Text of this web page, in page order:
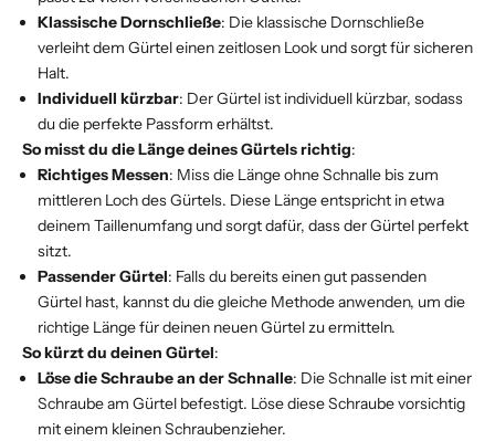
Klassische Dornschließe: Die klassische Dornschließe
verleiht dem Gürtel einen zeitlosen Look und sorgt für sicheren
Halt.
Individuell kürzbar: Der Gürtel ist individuell kürzbar, sodass
du die perfekte Passform erhältst.
So misst du die Länge deines Gürtels richtig:
Richtiges Messen: Miss die Länge ohne Schnalle bis zum
mittleren Loch des Gürtels. Diese Länge entspricht in etwa
deinem Taillenumfang und sorgt dafür, dass der Gürtel perfekt
sitzt.
Passender Gürtel: Falls du bereits einen gut passenden
Gürtel hast, kannst du die gleiche Methode anwenden, um die
richtige Länge für deinen neuen Gürtel zu ermitteln.
So kürzt du deinen Gürtel:
Löse die Schraube an der Schnalle: Die Schnalle ist mit einer
Schraube am Gürtel befestigt. Löse diese Schraube vorsichtig
mit einem kleinen Schraubenzieher.